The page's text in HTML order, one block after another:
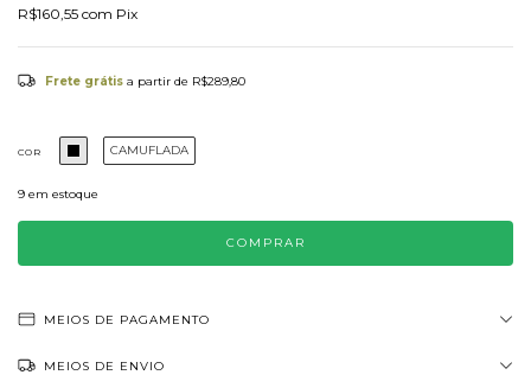
R$160,55 com Pix
Frete grátis a partir de R$289,80
COR CAMUFLADA
9 em estoque
MEIOS DE PAGAMENTO
MEIOS DE ENVIO